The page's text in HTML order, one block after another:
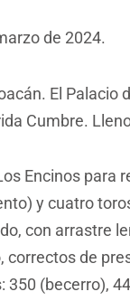
de 2024.
El Palacio
Cumbre.
Encinos para
y cuatro
con arrastre
correctos de
350 (becerro),